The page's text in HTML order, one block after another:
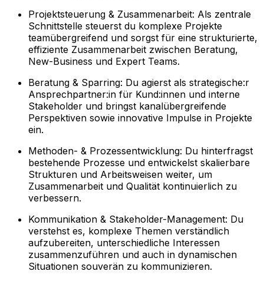
Projektsteuerung & Zusammenarbeit: Als zentrale
Schnittstelle steuerst du komplexe Projekte
teamübergreifend und sorgst für eine strukturierte,
effiziente Zusammenarbeit zwischen Beratung,
New-Business und Expert Teams.
Beratung & Sparring: Du agierst als strategische:r
Ansprechpartner:in für Kund:innen und interne
Stakeholder und bringst kanalübergreifende
Perspektiven sowie innovative Impulse in Projekte
ein.
Methoden- & Prozessentwicklung: Du hinterfragst
bestehende Prozesse und entwickelst skalierbare
Strukturen und Arbeitsweisen weiter, um
Zusammenarbeit und Qualität kontinuierlich zu
verbessern.
Kommunikation & Stakeholder-Management: Du
verstehst es, komplexe Themen verständlich
aufzubereiten, unterschiedliche Interessen
zusammenzuführen und auch in dynamischen
Situationen souverän zu kommunizieren.